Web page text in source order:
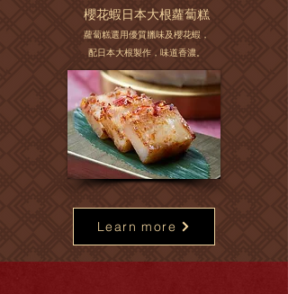
櫻花蝦日本大根蘿蔔糕
蘿蔔糕選用優質臘味及櫻花蝦，
配日本大根製作，味道香濃。
Learn more